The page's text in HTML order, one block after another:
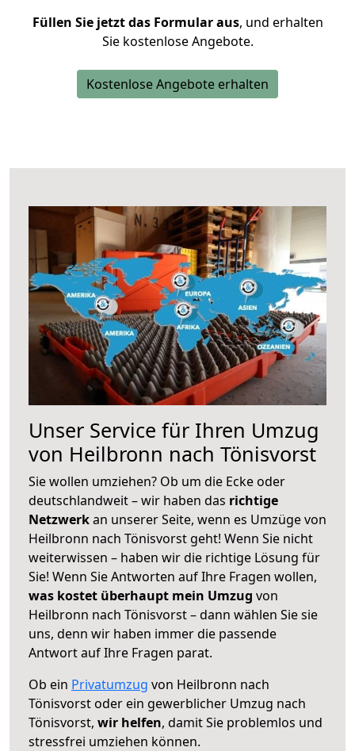
Füllen Sie jetzt das Formular aus, und erhalten
Sie kostenlose Angebote.
Kostenlose Angebote erhalten
Unser Service für Ihren Umzug
von Heilbronn nach Tönisvorst
Sie wollen umziehen? Ob um die Ecke oder
deutschlandweit – wir haben das richtige
Netzwerkan unserer Seite, wenn es Umzüge von
Heilbronn nach Tönisvorst geht! Wenn Sie nicht
weiterwissen – haben wir die richtige Lösung für
Sie! Wenn Sie Antworten auf Ihre Fragen wollen,
was kostet überhaupt mein Umzug von
Heilbronn nach Tönisvorst – dann wählen Sie sie
uns, denn wir haben immer die passende
Antwort auf Ihre Fragen parat.
Ob ein Privatumzug von Heilbronn nach
Tönisvorst oder ein gewerblicher Umzug nach
Tönisvorst, wir helfen, damit Sie problemlos und
stressfrei umziehen können.